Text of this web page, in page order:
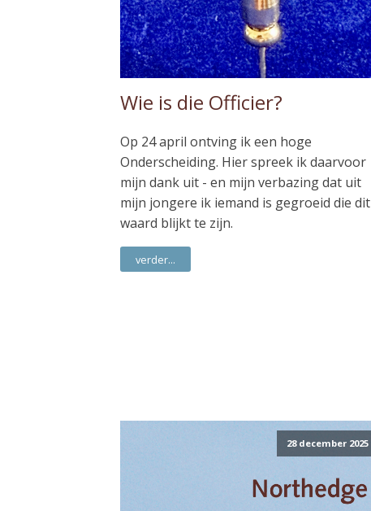
Wie is die Officier?
Op 24 april ontving ik een hoge
Onderscheiding. Hier spreek ik daarvoor
mijn dank uit - en mijn verbazing dat uit
mijn jongere ik iemand is gegroeid die dit
waard blijkt te zijn.
verder...
28 december 2025